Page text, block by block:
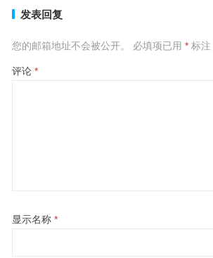
发表回复
您的邮箱地址不会被公开。 必填项已用 *标注
评论 *
显示名称 *